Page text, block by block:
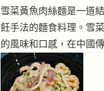
雪菜黃魚肉絲麵是一道
飪手法的麵食料理。雪
的風味和口感，在中國